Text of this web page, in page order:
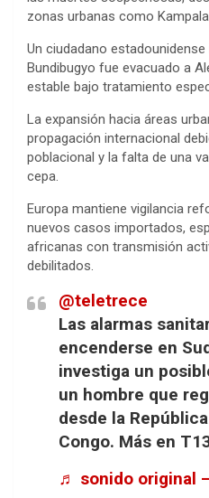
zonas urbanas como
Un ciudadano
Bundibugyo fue evacuado a
estable bajo tratamiento
La expansión hacia áreas
propagación internacional
poblacional y la falta de una
cepa.
Europa mantiene vigilancia
nuevos casos importados,
africanas con transmisión
debilitados.
@teletrece
Las alarmas
encenderse en
investiga un
un hombre que
desde la
Congo. Más en
♬ sonido original